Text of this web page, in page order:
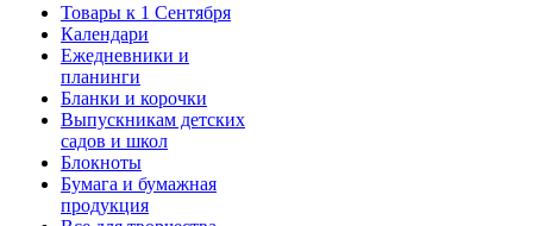
Товары к 1 Сентября
Календари
Ежедневники и
планинги
Бланки и корочки
Выпускникам детских
садов и школ
Блокноты
Бумага и бумажная
продукция